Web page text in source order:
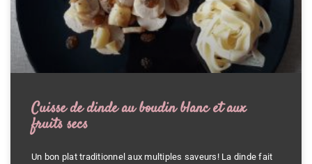
Cuisse de dinde au boudin blanc et aux
fruits secs
Un bon plat traditionnel aux multiples saveurs! La dinde fait